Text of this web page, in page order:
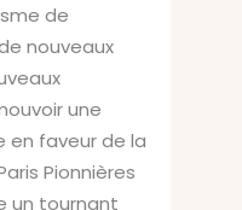
de
nouveaux
une
en faveur de la
Pionnières
un tournant